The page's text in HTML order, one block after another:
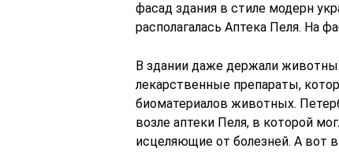
фасад здания в стиле модерн
располагалась Аптека Пеля. На
В здании даже держали
лекарственные препараты,
биоматериалов животных.
возле аптеки Пеля, в которой
исцеляющие от болезней. А вот